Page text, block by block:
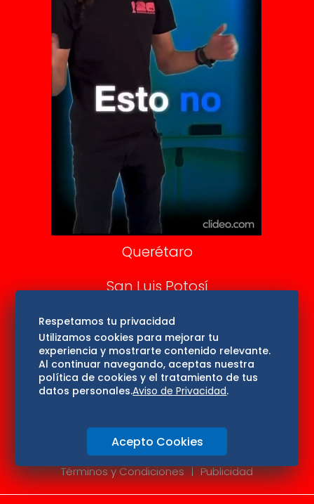
Vive USA
Clase
De 10 sports
DeDinero
Confabulario
Aviso Oportuno
Consultas
Querétaro
San Luis Potosí
Edomex
Consultas
Hidalgo
Oaxaca
Aviso de privacidad
Directorio
Términos y Condiciones
Publicidad
Respetamos tu privacidad
Utilizamos cookies para mejorar tu
experiencia y mostrarte contenido relevante.
Al continuar navegando, aceptas nuestra
política de cookies y el tratamiento de tus
datos personales.Aviso de Privacidad.
Acepto Cookies